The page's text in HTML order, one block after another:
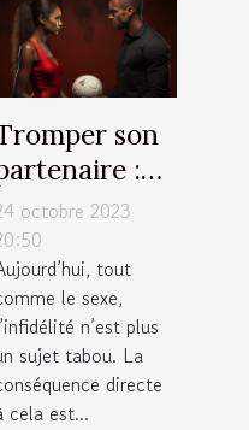
son
:
ce la
?
octobre 2023
tout
le sexe,
n’est plus
sujet tabou. La
directe
cela est...